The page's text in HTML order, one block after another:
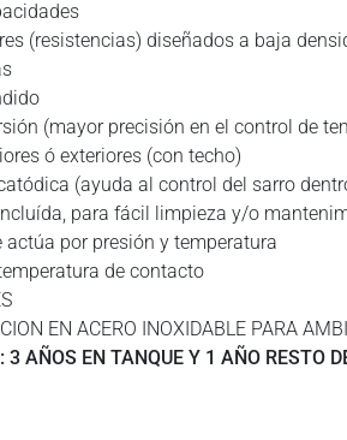
(resistencias) diseñados a baja
(mayor precisión en el control de
ó exteriores (con techo)
(ayuda al control del sarro
para fácil limpieza y/o
por presión y temperatura
de contacto
EN ACERO INOXIDABLE PARA
AÑOS EN TANQUE Y 1 AÑO RESTO